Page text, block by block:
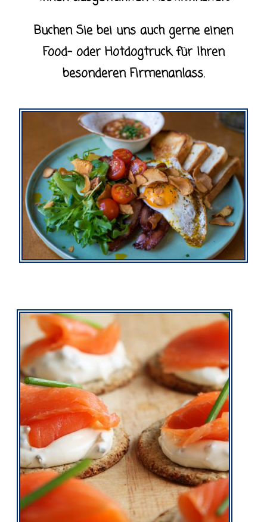
Buchen Sie bei uns auch gerne einen
Food- oder Hotdogtruck für Ihren
besonderen Firmenanlass.